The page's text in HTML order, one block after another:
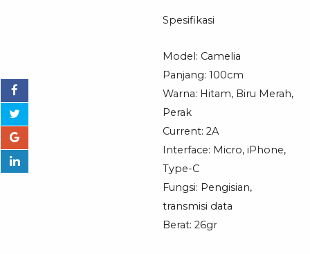
Spesifikasi
Model: Camelia
Panjang: 100cm
Warna: Hitam, Biru Merah,
Perak
Current: 2A
Interface: Micro, iPhone,
Type-C
Fungsi: Pengisian,
transmisi data
Berat: 26gr